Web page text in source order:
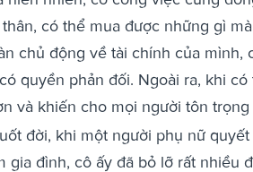
có thể mua được những gì
chủ động về tài chính của mình,
quyền phản đối. Ngoài ra, khi
và khiến cho mọi người tôn trọng
đời, khi một người phụ nữ
gia đình, cô ấy đã bỏ lỡ rất nhiều